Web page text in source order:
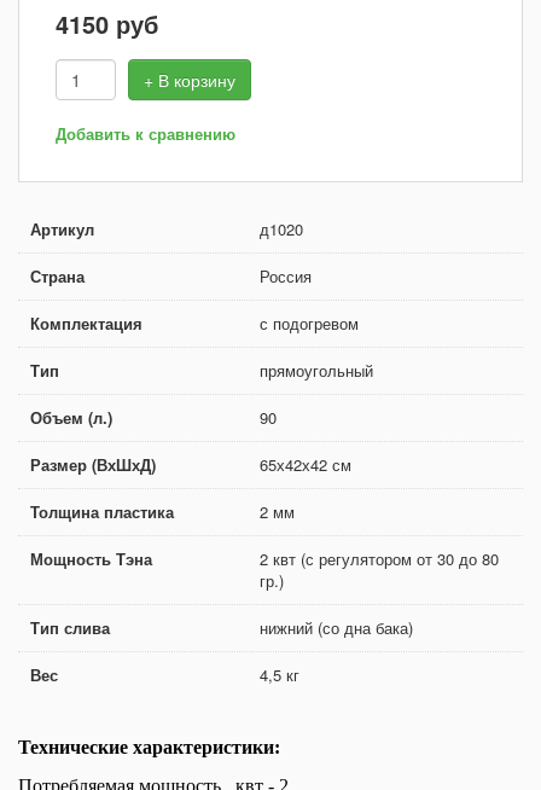
4150 руб
+ В корзину
Добавить к сравнению
Артикул д1020
Страна Россия
Комплектация с подогревом
Тип прямоугольный
Объем (л.) 90
Размер (ВхШхД) 65х42х42 см
Толщина пластика 2 мм
Мощность Тэна
2 квт (с регулятором от 30 до 80
гр.)
Тип слива нижний (со дна бака)
Вес 4,5 кг
Технические характеристики:
Потребляемая мощность , квт - 2.